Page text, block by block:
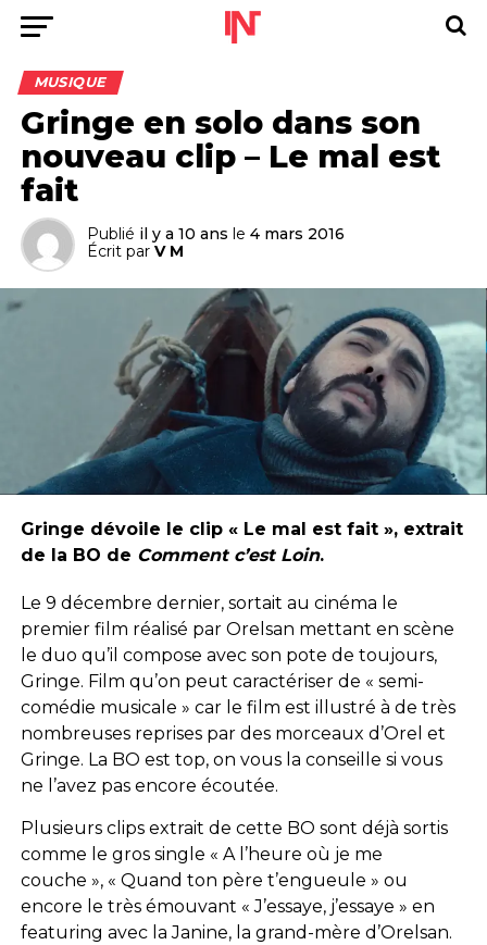
MUSIQUE
Gringe en solo dans son
nouveau clip – Le mal est
fait
Publié il y a 10 ans le 4 mars 2016
Écrit par V M
Gringe dévoile le clip « Le mal est fait », extrait
de la BO de Comment c’est Loin.
Le 9 décembre dernier, sortait au cinéma le
premier film réalisé par Orelsan mettant en scène
le duo qu’il compose avec son pote de toujours,
Gringe. Film qu’on peut caractériser de « semi-
comédie musicale » car le film est illustré à de très
nombreuses reprises par des morceaux d’Orel et
Gringe. La BO est top, on vous la conseille si vous
ne l’avez pas encore écoutée.
Plusieurs clips extrait de cette BO sont déjà sortis
comme le gros single « A l’heure où je me
couche », « Quand ton père t’engueule » ou
encore le très émouvant « J’essaye, j’essaye » en
featuring avec la Janine, la grand-mère d’Orelsan.